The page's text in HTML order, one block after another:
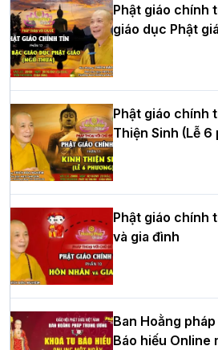
Học yêu thương trong ngày tu
tư của Khóa sinh hoạt Phật pháp
hè tại chùa Bằng
HT.Thích Thọ Lạc được suy cử
Trưởng BTS GHPGVN tỉnh Nghệ
Hòa thượng Thích Quảng Tùng tái
cử Trưởng BTS GHPGVN thành
Phòng nhiệm kỳ 2026 – 2031
Phật giáo chính
giáo dục Phật
Phật giáo chính
Thiện Sinh (Lễ 6
Phật giáo chính
và gia đình
Ban Hoằng
Báo hiếu Online